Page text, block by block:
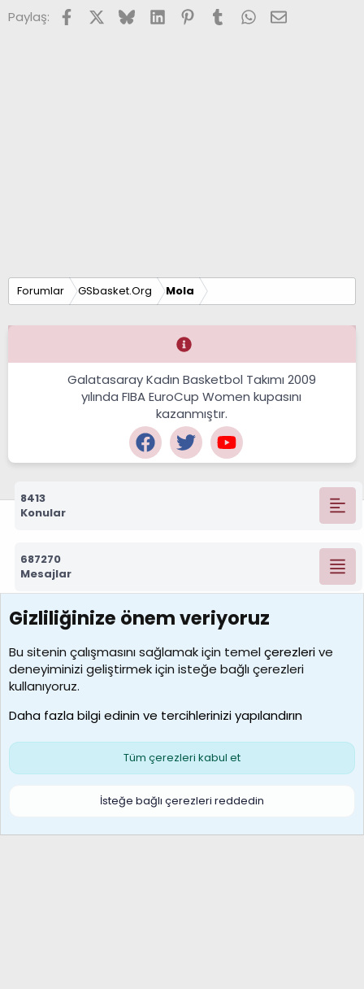
Paylaş: FacebookX (Twitter)
BlueskyLinkedInPinterest
TumblrWhatsApp
E-posta
Forumlar GSbasket.Org Mola
Galatasaray Kadın Basketbol Takımı 2009
yılında FIBA EuroCup Women kupasını
kazanmıştır.
8413
Konular
687270
Mesajlar
7388
Kullanıcılar
borabekirogluu
Son üye
Çerezler
S
Gizliliğinize önem veriyoruz
Bu sitenin çalışmasını sağlamak için temelçerezlerive
deneyiminizi geliştirmek için isteğe bağlı çerezleri
kullanıyoruz.
Daha fazla bilgi edinin ve tercihlerinizi yapılandırın
Tüm çerezleri kabul et
İsteğe bağlı çerezleri reddedin